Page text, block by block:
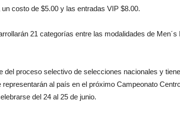
costo de $5.00 y las entradas VIP $8.00.
21 categorías entre las modalidades de
del proceso selectivo de selecciones nacionales y
representarán al país en el próximo Campeonato
del 24 al 25 de junio.